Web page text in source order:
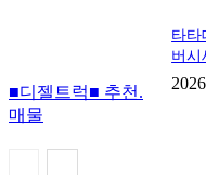
■디젤트럭■ 추천.
매물
타타
버시